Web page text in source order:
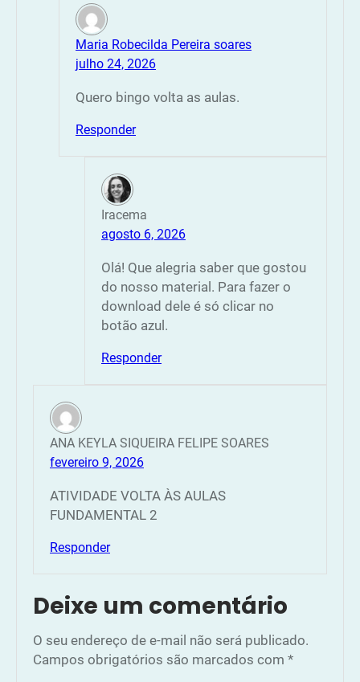
Maria Robecilda Pereira soares
julho 24, 2026
Quero bingo volta as aulas.
Responder
Iracema
agosto 6, 2026
Olá! Que alegria saber que gostou
do nosso material. Para fazer o
download dele é só clicar no
botão azul.
Responder
ANA KEYLA SIQUEIRA FELIPE SOARES
fevereiro 9, 2026
ATIVIDADE VOLTA ÀS AULAS
FUNDAMENTAL 2
Responder
Deixe um comentário
O seu endereço de e-mail não será publicado.
Campos obrigatórios são marcados com *